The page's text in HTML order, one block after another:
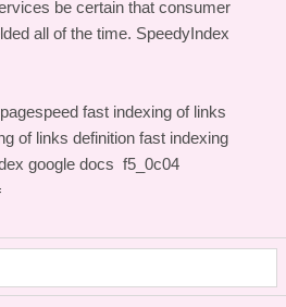
be certain that consumer
all of the time. SpeedyIndex
fast indexing of links
of links definition fast indexing
google docs f5_0c04